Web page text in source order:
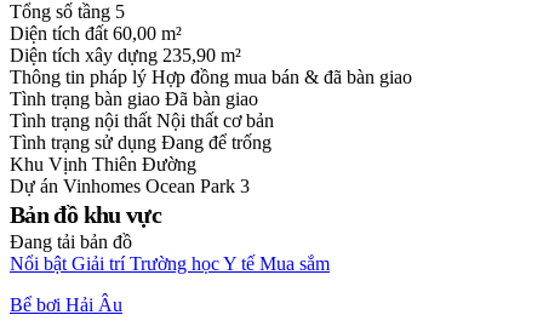
Tổng số tầng 5
Diện tích đất 60,00 m²
Diện tích xây dựng 235,90 m²
Thông tin pháp lý Hợp đồng mua bán & đã bàn giao
Tình trạng bàn giao Đã bàn giao
Tình trạng nội thất Nội thất cơ bản
Tình trạng sử dụng Đang để trống
Khu Vịnh Thiên Đường
Dự án Vinhomes Ocean Park 3
Bản đồ khu vực
Đang tải bản đồ
Nổi bật Giải trí Trường họcY tế Mua sắm
Bể bơi Hải Âu